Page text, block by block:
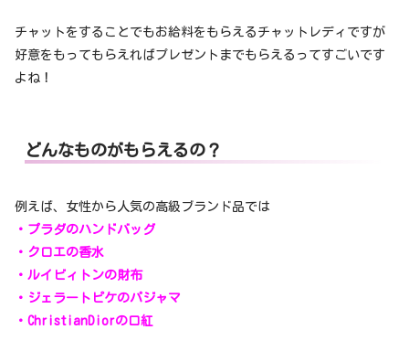
チャットをすることでもお給料をもらえるチャットレディですが
好意をもってもらえればプレゼントまでもらえるってすごいです
よね！
どんなものがもらえるの？
例えば、女性から人気の高級ブランド品では
・プラダのハンドバッグ
・クロエの香水
・ルイビィトンの財布
・ジェラートピケのパジャマ
・ChristianDiorの口紅